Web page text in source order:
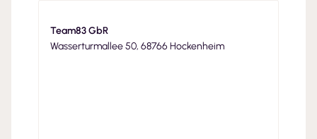
Team83 GbR
Wasserturmallee 50, 68766 Hockenheim